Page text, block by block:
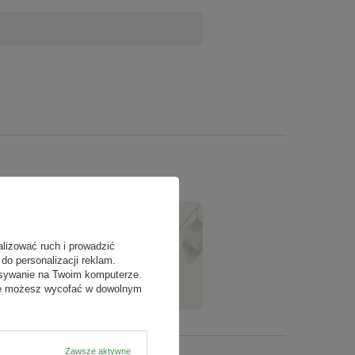
Doskonale nadaje się również do stosowania w
ZADAJ PYTANIE
ruch i prowadzić
personalizacji reklam.
na Twoim komputerze.
możesz wycofać w dowolnym
Zawsze aktywne